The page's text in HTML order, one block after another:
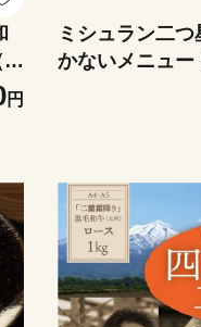
2
円
ミシュラン二
かないメニュー
西京味噌味 モ
6パック）│鶏